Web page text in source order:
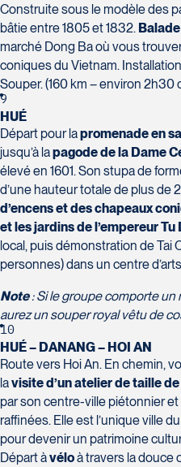
Construite sous le modèle des
bâtie entre 1805 et 1832.
marché Dong Ba où vous
coniques du Vietnam.
Souper. (160 km – environ 2h30
9
HUÉ
Départ pour lapromenade en
jusqu’à lapagode de la Dame
élevé en 1601. Son stupa de
d’une hauteur totale de plus de
d’encens et des chapeaux
et les jardins de l’empereur Tu
local, puis démonstration de Tai
personnes) dans un centre
Note: Si le groupe comporte un
aurez un souper royal vêtu de
10
HUÉ – DANANG – HOI AN
Route vers Hoi An. En chemin,
lavisite d’un atelier de taille
par son centre-ville piétonnier
raffinées. Elle est l’unique ville
pour devenir un patrimoine
Départ àvéloà travers la douce